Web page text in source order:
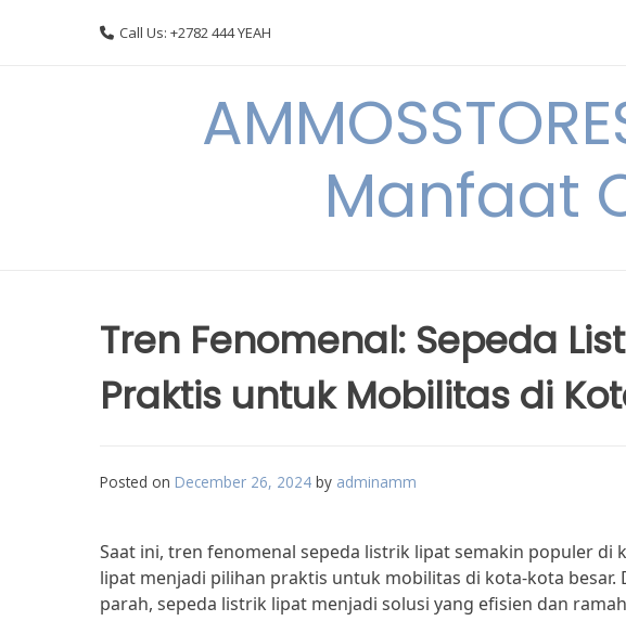
Call Us: +2782 444 YEAH
Manfaat
Tren Fenomenal: Sepeda
Praktis untuk Mobilitas di
Posted on December 26, 2024 by adminamm
Saat ini, tren fenomenal sepeda listrik lipat semakin populer di
lipat menjadi pilihan praktis untuk mobilitas di kota-kota besar.
parah, sepeda listrik lipat menjadi solusi yang efisien dan